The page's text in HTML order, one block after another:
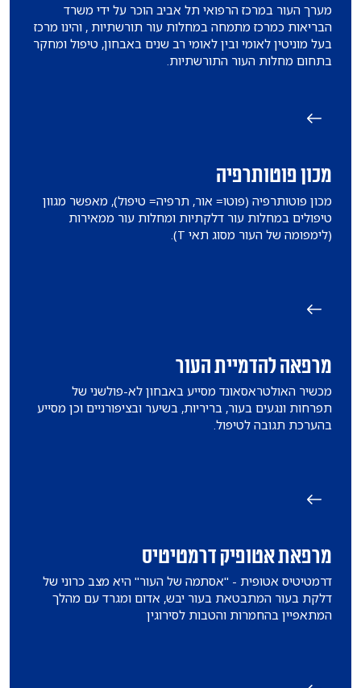
מערך העור במרכז הרפואי תל אביב הוכר על ידי משרד
הבריאות כמרכז מתמחה במחלות עור תורשתיות , והינו מרכז
בעל מוניטין לאומי ובין לאומי רב שנים באבחון, טיפול ומחקר
בתחום מחלות העור התורשתיות.
מכון פוטותרפיה
מכון פוטותרפיה (פוטו= אור, תרפיה= טיפול), מאפשר מגוון
טיפולים במחלות עור דלקתיות ומחלות עור ממאירות
(לימפומה של העור מסוג תאי T).
מרפאה להדמיית העור
מכשיר האולטראסאונד מסייע באבחון לא-פולשני של
תפרחות ונגעים בעור, בריריות, בשיער ובציפורניים וכן מסייע
בהערכת תגובה לטיפול.
מרפאת אטופיק דרמטיטיס
דרמטיטיס אטופית - "אסתמה של העור" היא מצב כרוני של
דלקת בעור המתבטאת בעור יבש, אדום ומגרד עם מהלך
המתאפיין בהחמרות והטבות לסירוגין